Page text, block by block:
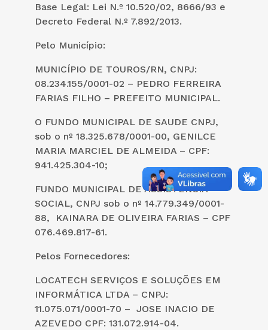
Base Legal: Lei N.º 10.520/02, 8666/93 e
Decreto Federal N.º 7.892/2013.
Pelo Município:
MUNICÍPIO DE TOUROS/RN, CNPJ:
08.234.155/0001-02 – PEDRO FERREIRA
FARIAS FILHO – PREFEITO MUNICIPAL.
O FUNDO MUNICIPAL DE SAUDE CNPJ,
sob o nº 18.325.678/0001-00, GENILCE
MARIA MARCIEL DE ALMEIDA – CPF:
941.425.304-10;
FUNDO MUNICIPAL DE ASSISTÊNCIA
SOCIAL, CNPJ sob o nº 14.779.349/0001-
88, KAINARA DE OLIVEIRA FARIAS – CPF
076.469.817-61.
Pelos Fornecedores:
LOCATECH SERVIÇOS E SOLUÇÕES EM
INFORMÁTICA LTDA – CNPJ:
11.075.071/0001-70 – JOSE INACIO DE
AZEVEDO CPF: 131.072.914-04.